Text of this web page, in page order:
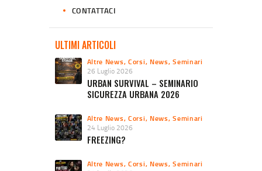
CONTATTACI
ULTIMI ARTICOLI
Altre News,Corsi, News,Seminari
26 Luglio 2026
URBAN SURVIVAL – SEMINARIO
SICUREZZA URBANA 2026
Altre News,Corsi, News,Seminari
24 Luglio 2026
FREEZING?
Altre News,Corsi, News,Seminari